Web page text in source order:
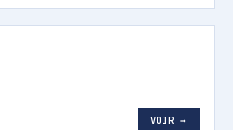
VOIR →